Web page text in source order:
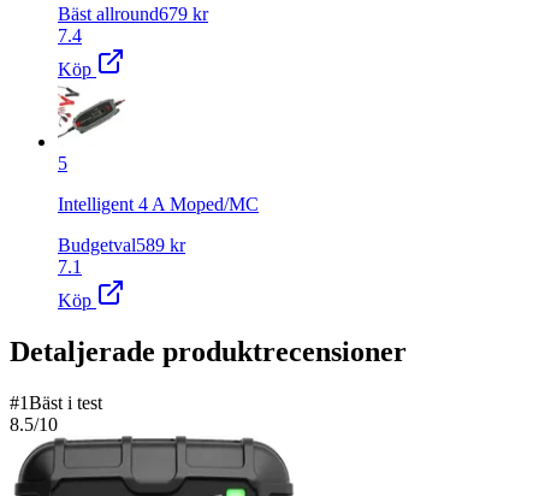
Bäst allround679 kr
7.4
Köp
5
Intelligent 4 A Moped/MC
Budgetval589 kr
7.1
Köp
Detaljerade produktrecensioner
#1Bäst i test
8.5/10